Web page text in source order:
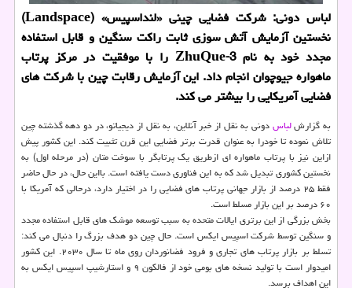
لباس دونی: شرکت فضایی چینی «لنداسپیس» (Landspace)
نخستین آزمایش آتش سوزی ثابت راکت سنگین و قابل استفاده
مجدد خود به نام ZhuQue-3 را با موفقیت در مرکز پرتاب
ماهواره جیوچوان انجام داد. این آزمایش رقابت چین با شرکت های
فضایی آمریکایی را بیشتر می کند.
به گزارشلباسدونی به نقل از خبر آنلاین، به نقل از دیجیاتو، در دو دهه گذشته چین
تلاش نموده تا خودرا به عنوان قدرت برتر فضایی این قرن تثبیت کند. این کشور پیش
ازاین نیز با پرتاب ماهواره ای ازطریق یک پرتابگر با سوخت متان (در مرحله اول) به
نخستین کشوری تبدیل شد که به این فناوری دست یافته است. بااین حال، در حال حاضر
فقط ۲۵ درصد از بازار جهانی پرتاب های فضایی را در اختیار دارد، درحالی که آمریکا با
۶۰ درصد بر این بازار مسلط است.
بخش بزرگی از این برتری ایالات متحده به سبب توسعه موشک های قابل استفاده مجدد
و سنگین توسط شرکت اسپیس ایکس است. حال چین دو هدف بزرگ را دنبال می کند:
تسلط بر بازار پرتاب های تجاری و فرود فضانوردان روی ماه تا سال ۲۰۳۰. این کشور
امیدوار است با تولید نسخه های بومی خود از فالکون ۹ و استارشیپ اسپیس ایکس به
این اهداف برسد.